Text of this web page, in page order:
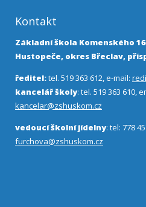
Kontakt
Základní škola Komenského
Hustopeče, okres Břeclav,
ředitel:tel. 519 363 612, e-mail:
kancelář školy: tel. 519 363 610,
kancelar@zshuskom.cz
vedoucí školní jídelny: tel: 778
furchova@zshuskom.cz